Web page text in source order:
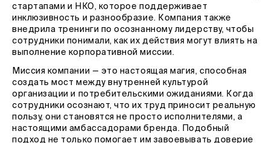
стартапами и НКО, которое поддерживает
инклюзивность и разнообразие. Компания также
внедрила тренинги по осознанному лидерству, чтобы
сотрудники понимали, как их действия могут влиять на
выполнение корпоративной миссии.
Миссия компании — это настоящая магия, способная
создать мост между внутренней культурой
организации и потребительскими ожиданиями. Когда
сотрудники осознают, что их труд приносит реальную
пользу, они становятся не просто исполнителями, а
настоящими амбассадорами бренда. Подобный
подход не только помогает им завоевывать доверие